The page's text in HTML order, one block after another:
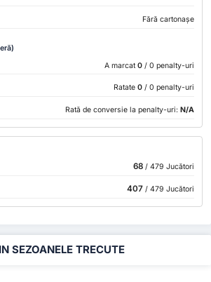
Fără cartonașe
A marcat 0 / 0 penalty-uri
Ratate 0 / 0 penalty-uri
Rată de conversie la penalty-uri: N/A
68/ 479 Jucători
407/ 479 Jucători
SEZOANELE TRECUTE